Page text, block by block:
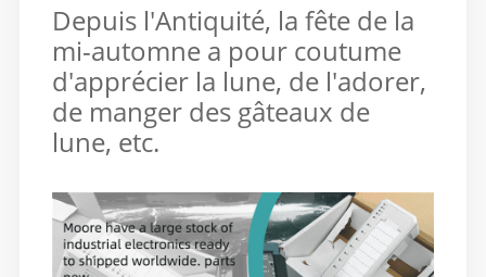
Depuis l'Antiquité, la fête de la
mi-automne a pour coutume
d'apprécier la lune, de l'adorer,
de manger des gâteaux de
lune, etc.